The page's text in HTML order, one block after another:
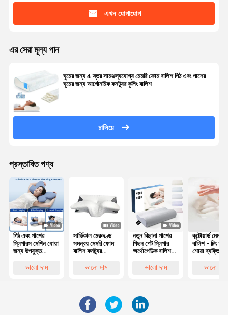
এখন যোগাযোগ
এর সেরা মূল্য পান
ঘুমের জন্য 4 স্তর সামঞ্জস্যযোগ্য মেমরি ফোম বালিশ পিঠ এবং পাশের
ঘুমের জন্য আর্গোনমিক কনট্যুর কুলিং বালিশ
চালিয়ে
প্রস্তাবিত পণ্য
পিঠ এবং পাশের
স্লিপারস মেশিন ধোয়া
জন্য উপযুক্ত
কনট্যুরযুক্ত মেমরি
ভালো দাম
সার্ভিকাল মেরুদণ্ড
সমন্বয় মেমরি ফোম
বালিশ কনট্যুর
প্রজাপতি আকৃতির
ভালো দাম
নতুন বিছানা পাশের
পিছন পেট স্লিপার
অর্থোপেডিক বালিশ
আর্গোনমিক মেমরি
ভালো দাম
কন্টোয়ার্ড মেমরি
বালিশ - চিৎ হয়ে
শোয়া ব্যক্তিদের
সারিবদ্ধকরণের
ভালো দাম